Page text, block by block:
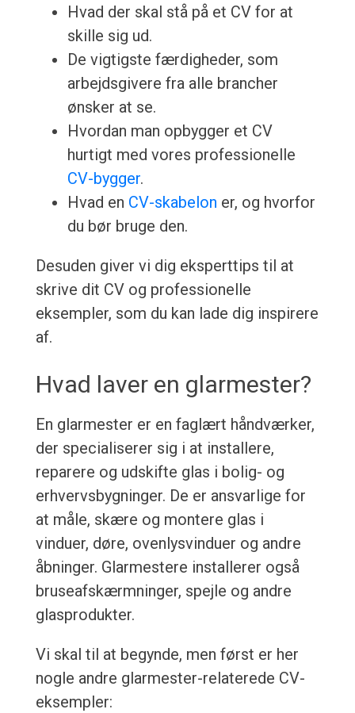
Hvad der skal stå på et CV for at
skille sig ud.
De vigtigste færdigheder, som
arbejdsgivere fra alle brancher
ønsker at se.
Hvordan man opbygger et CV
hurtigt med vores professionelle
CV-bygger.
Hvad en CV-skabelon er, og hvorfor
du bør bruge den.
Desuden giver vi dig eksperttips til at
skrive dit CV og professionelle
eksempler, som du kan lade dig inspirere
af.
Hvad laver en glarmester?
En glarmester er en faglært håndværker,
der specialiserer sig i at installere,
reparere og udskifte glas i bolig- og
erhvervsbygninger. De er ansvarlige for
at måle, skære og montere glas i
vinduer, døre, ovenlysvinduer og andre
åbninger. Glarmestere installerer også
bruseafskærmninger, spejle og andre
glasprodukter.
Vi skal til at begynde, men først er her
nogle andre glarmester-relaterede CV-
eksempler: